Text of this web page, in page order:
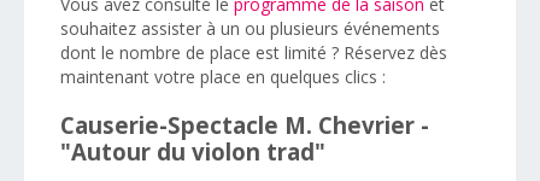
souhaitez assister à un ou plusieurs événements
dont le nombre de place est limité ? Réservez dès
maintenant votre place en quelques clics :
Causerie-Spectacle M. Chevrier -
"Autour du violon trad"